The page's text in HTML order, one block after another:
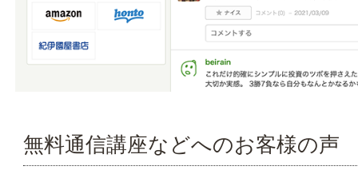
無料通信講座などへのお客様の声